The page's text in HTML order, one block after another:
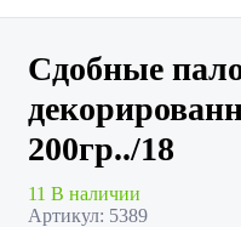
Сдобные
200гр../18
11 В наличии
Артикул: 5389